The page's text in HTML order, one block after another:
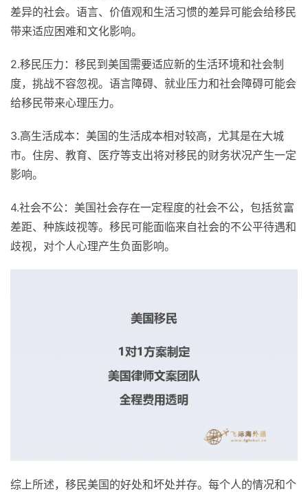
差异的社会。语言、价值观和生活习惯的差异可能会给移民
带来适应困难和文化影响。
2.移民压力：移民到美国需要适应新的生活环境和社会制
度，挑战不容忽视。语言障碍、就业压力和社会障碍可能会
给移民带来心理压力。
3.高生活成本：美国的生活成本相对较高，尤其是在大城
市。住房、教育、医疗等支出将对移民的财务状况产生一定
影响。
4.社会不公：美国社会存在一定程度的社会不公，包括贫富
差距、种族歧视等。移民可能面临来自社会的不公平待遇和
歧视，对个人心理产生负面影响。
综上所述，移民美国的好处和坏处并存。每个人的情况和个